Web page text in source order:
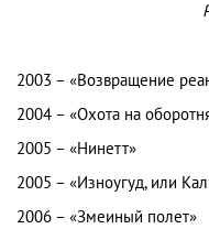
2003 – «Возвращение
2004 – «Охота на
2005 – «Нинетт»
2005 – «Изноугуд, или
2006 – «Змеиный полет»